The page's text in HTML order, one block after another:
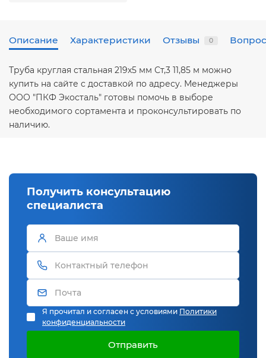
Описание Характеристики Отзывы 0
Труба круглая стальная 219х5 мм Ст,3 11,85 м можно
купить на сайте с доставкой по адресу. Менеджеры
ООО "ПКФ Экосталь" готовы помочь в выборе
необходимого сортамента и проконсультировать по
наличию.
Получить консультацию
специалиста
Я прочитал и согласен с условиями Политики
конфиденциальности
Отправить